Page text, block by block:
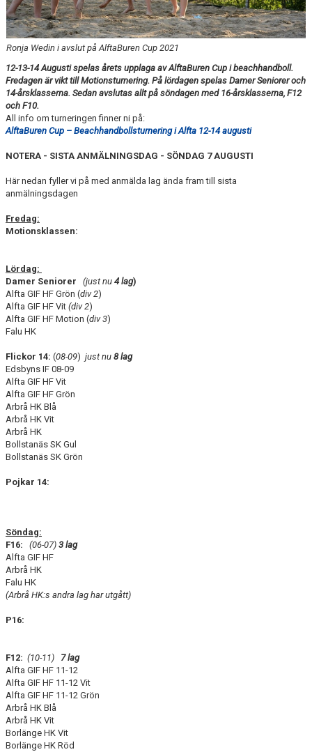
Ronja Wedin i avslut på AlftaBuren Cup 2021
12-13-14 Augusti spelas årets upplaga av AlftaBuren Cup i beachhandboll.
Fredagen är vikt till Motionsturnering. På lördagen spelas Damer Seniorer och
14-årsklasserna. Sedan avslutas allt på söndagen med 16-årsklasserna, F12
och F10.
All info om turneringen finner ni på:
AlftaBuren Cup – Beachhandbollsturnering i Alfta 12-14 augusti
NOTERA - SISTA ANMÄLNINGSDAG - SÖNDAG 7 AUGUSTI
Här nedan fyller vi på med anmälda lag ända fram till sista
anmälningsdagen
Fredag:
Motionsklassen:
Lördag:
Damer Seniorer
(just nu 4 lag)
Alfta GIF HF Grön (div 2)
Alfta GIF HF Vit (div 2)
Alfta GIF HF Motion (div 3)
Falu HK
Flickor 14: (08-09) just nu 8 lag
Edsbyns IF 08-09
Alfta GIF HF Vit
Alfta GIF HF Grön
Arbrå HK Blå
Arbrå HK Vit
Arbrå HK
Bollstanäs SK Gul
Bollstanäs SK Grön
Pojkar 14:
Söndag:
F16:
(06-07) 3 lag
Alfta GIF HF
Arbrå HK
Falu HK
(Arbrå HK:s andra lag har utgått)
P16:
F12: (10-11) 7 lag
Alfta GIF HF 11-12
Alfta GIF HF 11-12 Vit
Alfta GIF HF 11-12 Grön
Arbrå HK Blå
Arbrå HK Vit
Borlänge HK Vit
Borlänge HK Röd